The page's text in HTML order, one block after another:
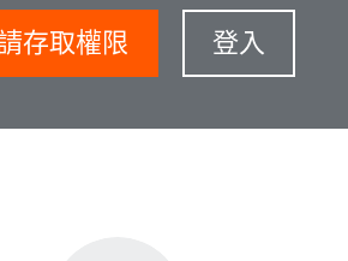
存取權限 登入